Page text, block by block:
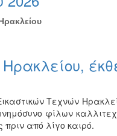
Τεχνών
φίλων
από λίγο καιρό.